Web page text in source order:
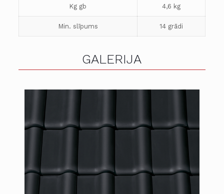
Kg gb 4,6 kg
Min. slīpums 14 grādi
GALERIJA